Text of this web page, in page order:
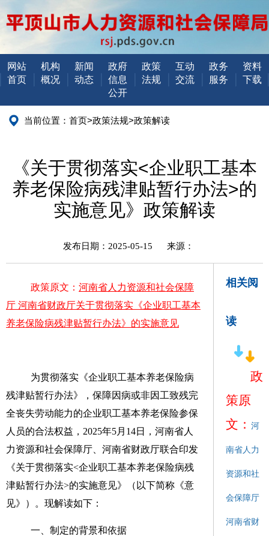
网站
首页
机构
概况
新闻
动态
政府
信息
公开
政策
法规
互动
交流
政务
服务
资料
下载
当前位置： 首页>政策法规>政策解读
《关于贯彻落实<企业职工基本
养老保险病残津贴暂行办法>的
实施意见》政策解读
发布日期：2025-05-15 来源：
政策原文： 河南省人力资源和社会保障
厅 河南省财政厅关于贯彻落实《企业职工基本
养老保险病残津贴暂行办法》的实施意见
为贯彻落实《企业职工基本养老保险病
残津贴暂行办法》，保障因病或非因工致残完
全丧失劳动能力的企业职工基本养老保险参保
人员的合法权益， 2025年5月 14日，河南省人
力资源和社会保障厅、河南省财政厅联合印发
《关于贯彻落实<企业职工基本养老保险病残
津贴暂行办法>的实施意见》（以下简称《意
见》）。现解读如下：
一、 制定的背景和依据
相关阅
读
政
策原
文： 河
南省人力
资源和社
会保障厅
河南省财